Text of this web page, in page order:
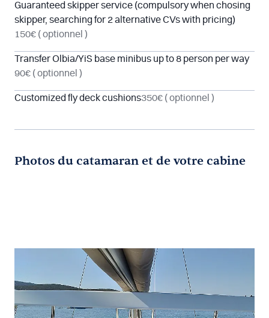
Guaranteed skipper service (compulsory when chosing
skipper, searching for 2 alternative CVs with pricing)
150€ ( optionnel )
Transfer Olbia/YiS base minibus up to 8 person per way
90€ ( optionnel )
Customized fly deck cushions350€ ( optionnel )
Photos du catamaran et de votre cabine